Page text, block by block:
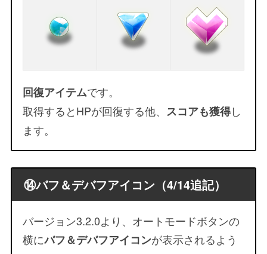
回復アイテムです。
取得するとHPが回復する他、 スコアも獲得し
ます。
⑭バフ＆デバフアイコン（4/14追記）
バージョン3.2.0より、オートモードボタンの
横にバフ＆デバフアイコンが表示されるよう